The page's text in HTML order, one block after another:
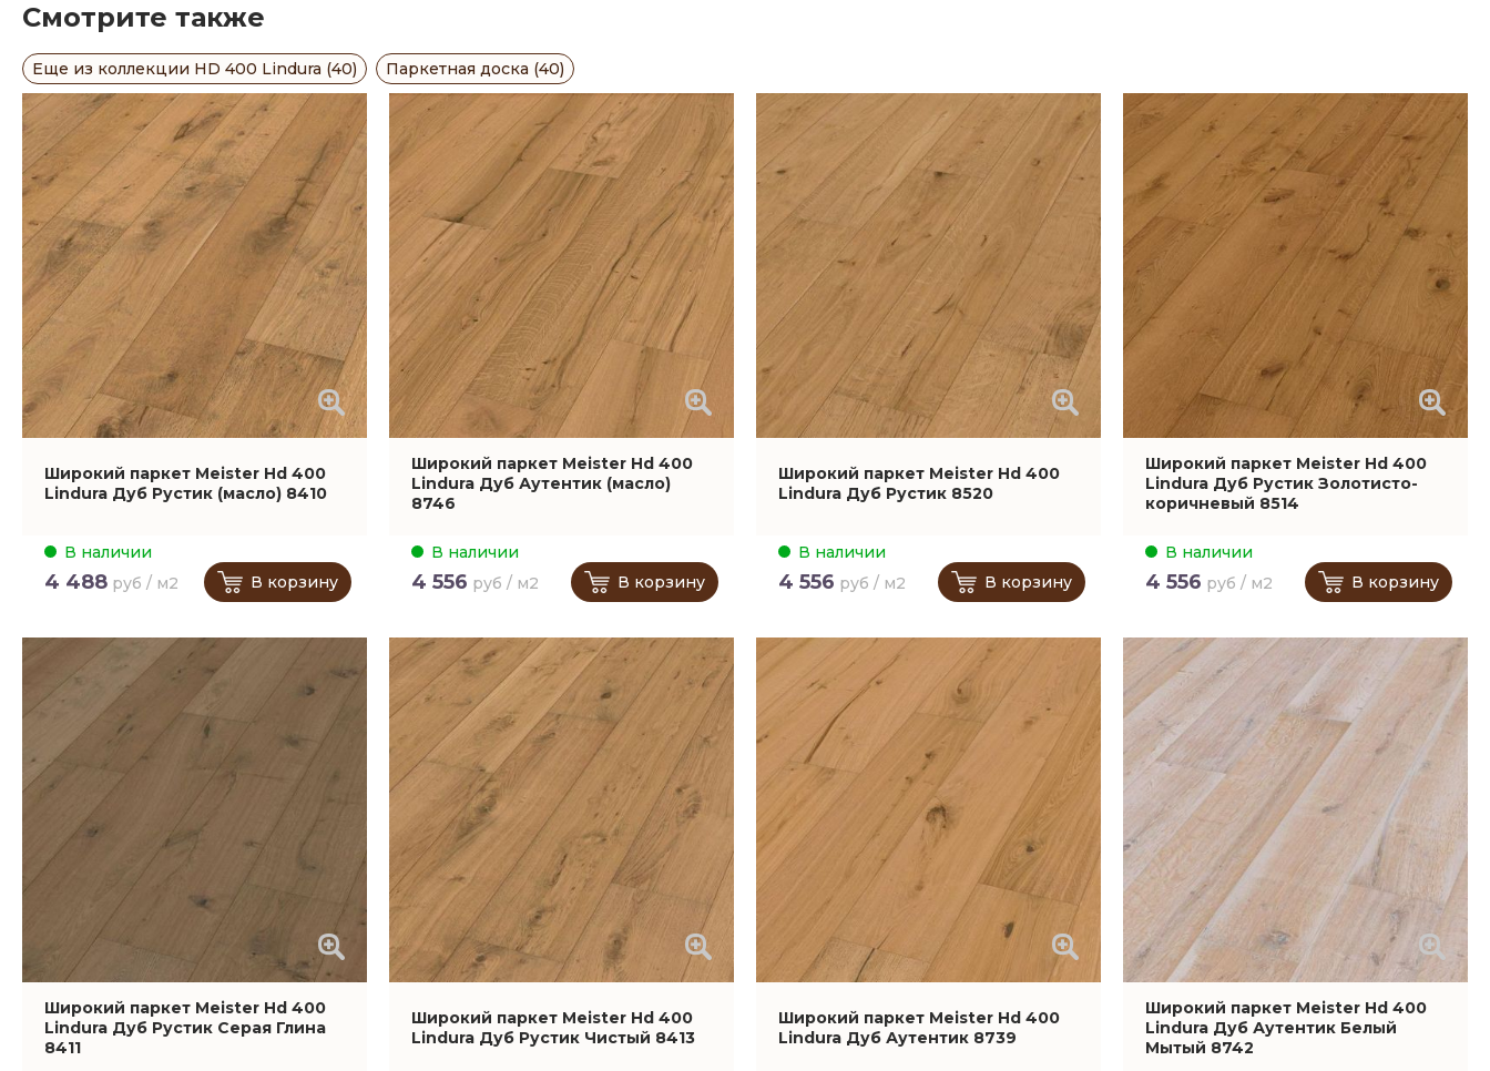
Смотрите также
Еще из коллекции HD 400 Lindura (40) Паркетная доска (40)
Широкий паркет Meister Hd 400
Lindura Дуб Рустик (масло) 8410
В наличии
4 488 руб / м2 В корзину
Широкий паркет Meister Hd 400
Lindura Дуб Аутентик (масло)
8746
В наличии
4 556 руб / м2 В корзину
Широкий паркет Meister Hd 400
Lindura Дуб Рустик 8520
В наличии
4 556 руб / м2 В корзину
Широкий паркет Meister Hd 400
Lindura Дуб Рустик Золотисто-
коричневый 8514
В наличии
4 556 руб / м2 В корзину
Широкий паркет Meister Hd 400
Lindura Дуб Рустик Серая Глина
8411
Широкий паркет Meister Hd 400
Lindura Дуб Рустик Чистый 8413
Широкий паркет Meister Hd 400
Lindura Дуб Аутентик 8739
Широкий паркет Meister Hd 400
Lindura Дуб Аутентик Белый
Мытый 8742